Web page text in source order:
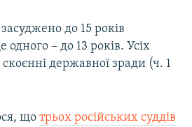
до 15 років
одного – до 13 років. Усіх
державної зради (ч. 1
що трьох російських суддів